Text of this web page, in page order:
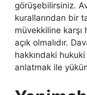
görüşebilirsiniz.
kurallarından bir
müvekkiline
açık olmalıdır.
hakkındaki
anlatmak ile